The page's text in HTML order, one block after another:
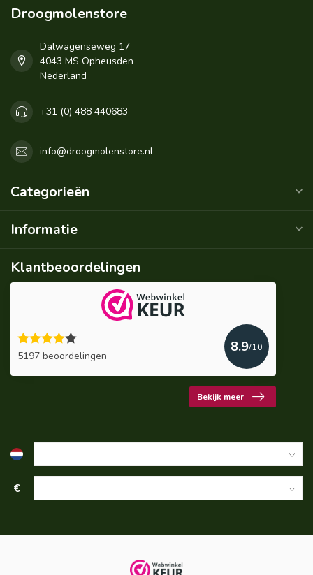
Droogmolenstore
Dalwagenseweg 17
4043 MS Opheusden
Nederland
+31 (0) 488 440683
info@droogmolenstore.nl
Categorieën
Informatie
Klantbeoordelingen
5197 beoordelingen
8.9/10
Bekijk meer
€